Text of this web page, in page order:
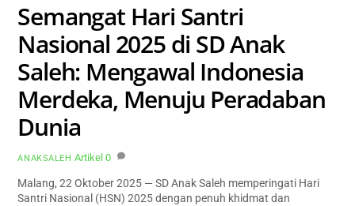
Semangat Hari Santri
Nasional 2025 di SD Anak
Saleh: Mengawal Indonesia
Merdeka, Menuju Peradaban
Dunia
ANAKSALEH Artikel 0
Malang, 22 Oktober 2025 — SD Anak Saleh memperingati Hari
Santri Nasional (HSN) 2025 dengan penuh khidmat dan